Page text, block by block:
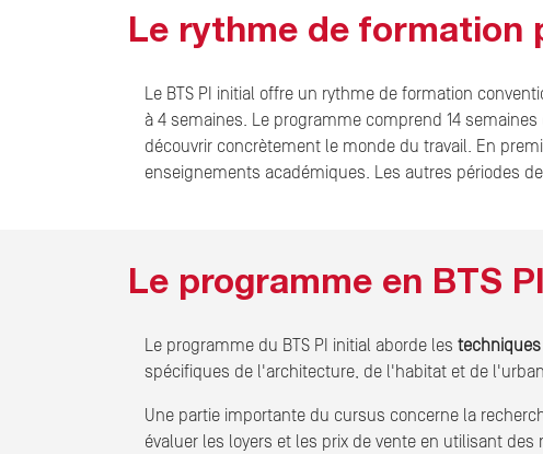
Le rythme de formation
Le BTS PI initial offre un rythme de formation
à 4 semaines. Le programme comprend 14 semaines
découvrir concrètement le monde du travail. En
enseignements académiques. Les autres périodes
Le programme en BTS
Le programme du BTS PI initial aborde les
spécifiques de l'architecture, de l'habitat et de
Une partie importante du cursus concerne la
évaluer les loyers et les prix de vente en utilisant